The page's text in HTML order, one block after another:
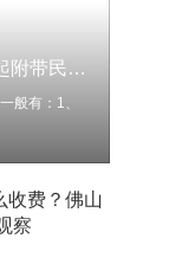
护照该怎么
法律规定民事诉讼案由有哪些？提起附带民事诉讼的条件有哪些？
般有：1、
收费？佛山
察